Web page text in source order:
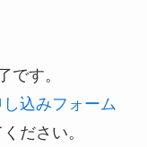
です。
込みフォーム
ださい。